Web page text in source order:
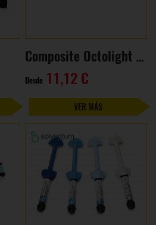
Composite Octolight Flow
Desde 11,12 €
VER MÁS